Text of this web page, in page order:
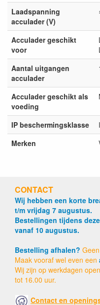
Laadspanning
acculader (V)
Acculader geschikt
voor
Aantal uitgangen
acculader
Acculader geschikt als
voeding
IP beschermingsklasse
Merken
CONTACT
Wij hebben een korte
t/m vrijdag 7 augustus.
Bestellingen tijdens
vanaf 10 augustus.
Bestelling afhalen?
Maak vooraf wel even een
Wij zijn op werkdagen
tot 16.00 uur.
Contact en